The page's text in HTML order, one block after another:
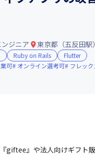
ジニア 東京都（五反田駅）
Ruby on Rails
Flutter
可 オンライン選考可 フレッ
giftee』や法人向けギフト